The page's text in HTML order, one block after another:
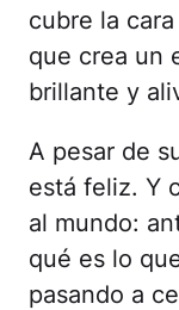
cubre la
que crea un
brillante y
A pesar de
está feliz. Y
al mundo:
qué es lo
pasando a